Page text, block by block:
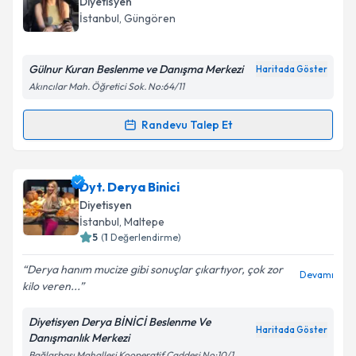
takvim hazırlandığında e-posta ile bilgilendireceğiz.
Kişisel verilerimin işlenmesine ilişkin
Metni'ni okudum ve kişisel verilerimin belirtilen
Takvim Talebini Gönder
İstanbul , Güngören
Gülnur Kuran Beslenme ve Danışma Merkezi Haritada Göster
Akıncılar Mah. Öğretici Sok. No:64/11
Randevu Talep Et
Randevu Takvimi Talebi
Dyt. Gülnur Kuraniçin randevu takvimi talebi
oluşturun. Size bu uzmandan randevu almanız için bir
takvim hazırlandığında e-posta ile bilgilendireceğiz.
E-posta Adresiniz
Kişisel verilerimin işlenmesine ilişkin
Aydınlatma
Metni'ni okudum ve kişisel verilerimin belirtilen
Dyt. Derya Binici
Diyetisyen
İstanbul , Maltepe
5 (1 Değerlendirme)
Derya hanım mucize gibi sonuçlar çıkartıyor, çok zor
kilo veren...
Devamı
Diyetisyen Derya BİNİCİ Beslenme Ve
Danışmanlık Merkezi
Haritada Göster
Bağlarbaşı Mahallesi Kooperatif Caddesi No:10/1